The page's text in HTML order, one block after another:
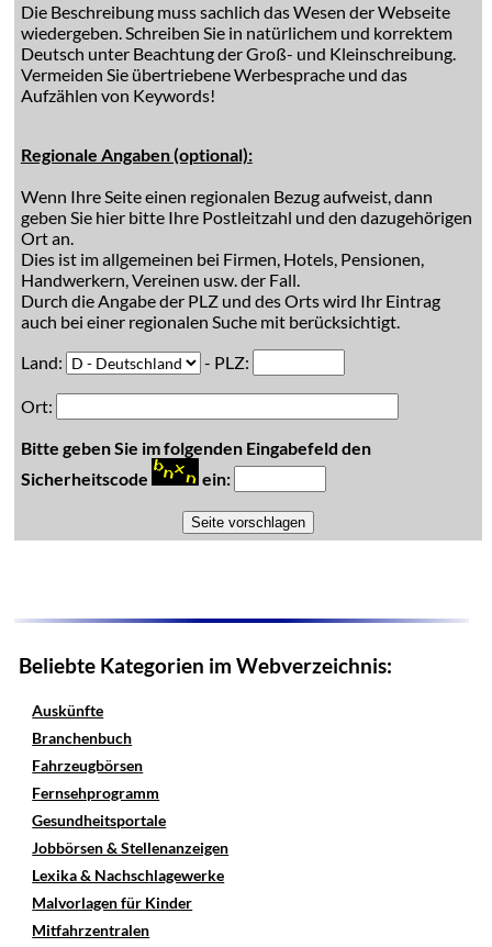
Die Beschreibung muss sachlich das Wesen der Webseite
wiedergeben. Schreiben Sie in natürlichem und korrektem
Deutsch unter Beachtung der Groß- und Kleinschreibung.
Vermeiden Sie übertriebene Werbesprache und das
Aufzählen von Keywords!
Regionale Angaben (optional):
Wenn Ihre Seite einen regionalen Bezug aufweist, dann
geben Sie hier bitte Ihre Postleitzahl und den dazugehörigen
Ort an.
Dies ist im allgemeinen bei Firmen, Hotels, Pensionen,
Handwerkern, Vereinen usw. der Fall.
Durch die Angabe der PLZ und des Orts wird Ihr Eintrag
auch bei einer regionalen Suche mit berücksichtigt.
Land:
- PLZ:
Ort:
Bitte geben Sie im folgenden Eingabefeld den
Sicherheitscode
ein:
Beliebte Kategorien im Webverzeichnis:
Auskünfte
Branchenbuch
Fahrzeugbörsen
Fernsehprogramm
Gesundheitsportale
Jobbörsen & Stellenanzeigen
Lexika & Nachschlagewerke
Malvorlagen für Kinder
Mitfahrzentralen